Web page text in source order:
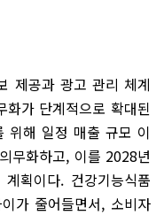
제공과 광고 관리 체계
가 단계적으로 확대된
위해 일정 매출 규모 이
무화하고, 이를 2028년
획이다. 건강기능식품
가 줄어들면서, 소비자